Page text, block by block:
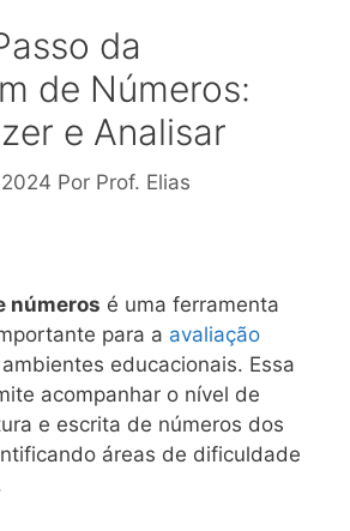
da
de Números:
e Analisar
Por Prof. Elias
números é uma ferramenta
para a avaliação
educacionais. Essa
acompanhar o nível de
e escrita de números dos
áreas de dificuldade